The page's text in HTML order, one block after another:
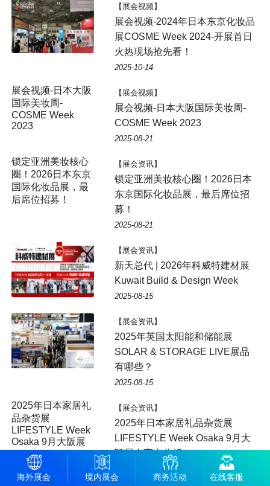
【展会视频】
展会视频-2024年日本东京化妆品
展COSME Week 2024-开展首日
火热现场抢先看！
2025-10-14
展会视频-日本大阪
国际美妆周-
COSME Week
2023
【展会视频】
展会视频-日本大阪国际美妆周-
COSME Week 2023
2025-08-21
锁定亚洲美妆核心
圈！2026日本东京
国际化妆品展，最
后席位招募！
【展会资讯】
锁定亚洲美妆核心圈！2026日本
东京国际化妆品展，最后席位招
募！
2025-08-21
【展会资讯】
新天总代 | 2026年科威特建材展
Kuwait Build & Design Week
2025-08-15
【展会资讯】
2025年英国太阳能和储能展
SOLAR & STORAGE LIVE展品
有哪些？
2025-08-15
【展会资讯】
2025年日本家居礼品杂货展
LIFESTYLE Week Osaka 9月大
阪展会亮点分析
海外展会 境内展会 商务活动 在线客服